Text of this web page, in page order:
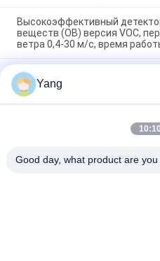
Высокоэффективный
веществ (ОВ) версия VOC,
ветра 0,4-30 м/с, время
Портативная
превышением лимита,
сигнализацией, большим
платформой, 6-е поколение
Взрывозащищенный
Yang
Good day, what product are